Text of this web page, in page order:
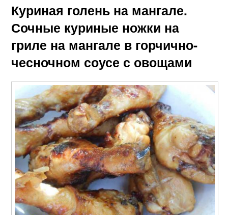
Куриная голень на мангале.
Сочные куриные ножки на
гриле на мангале в горчично-
чесночном соусе с овощами